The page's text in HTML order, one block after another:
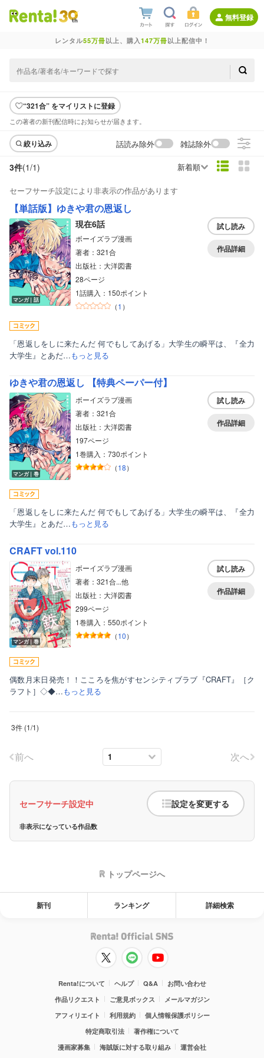
無料登録
レンタル55万冊以上、購入147万冊以上配信中！
“321合” をマイリストに登録
この著者の新刊配信時にお知らせが届きます。
絞り込み 話読み除外 雑誌除外
3件(1/1) 新着順
セーフサーチ設定により非表示の作品があります
【単話版】ゆきや君の恩返し
マンガ｜話
現在6話
ボーイズラブ漫画
著者：321合
出版社：大洋図書
28ページ
1話購入：150ポイント
（1 ）
試し読み
作品詳細
「恩返しをしに来たんだ 何でもしてあげる」大学生の瞬平は、『全力
大学生』とあだ…もっと見る
ゆきや君の恩返し 【特典ペーパー付】
マンガ｜巻
ボーイズラブ漫画
著者：321合
出版社：大洋図書
197ページ
1巻購入：730ポイント
（18）
試し読み
作品詳細
「恩返しをしに来たんだ 何でもしてあげる」大学生の瞬平は、『全力
大学生』とあだ…もっと見る
CRAFT vol.110
マンガ｜巻
ボーイズラブ漫画
著者：321合...他
出版社：大洋図書
299ページ
1巻購入：550ポイント
（10）
試し読み
作品詳細
偶数月末日発売！！こころを焦がすセンシティブラブ『CRAFT』［ク
ラフト］◇◆…もっと見る
3件 (1/1)
前へ 次へ
セーフサーチ設定中 設定を変更する
非表示になっている作品数
ティーンズラブ
美女・美少女
女性写真集
トップページへ
新刊 ランキング 詳細検索
Renta!について ヘルプ Q&A
お問い合わせ
作品リクエスト
ご意見ボックス
メールマガジン
アフィリエイト
利用規約
個人情報保護ポリシー
特定商取引法
著作権について
漫画家募集
海賊版に対する取り組み 運営会社